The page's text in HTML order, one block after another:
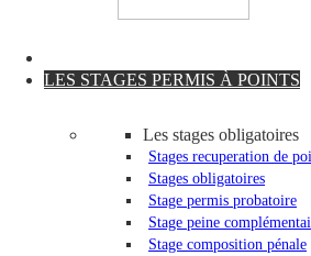
LES STAGES PERMIS À POINTS
Les stages obligatoires
Stages recuperation de
Stages obligatoires
Stage permis probatoire
Stage peine
Stage composition pénale